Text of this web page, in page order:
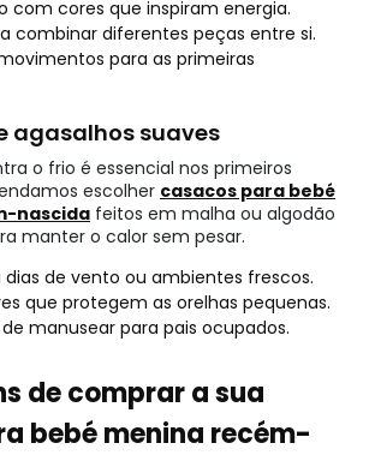
com cores que inspiram energia.
combinar diferentes peças entre si.
para as primeiras
agasalhos suaves
o frio é essencial nos primeiros
escolher casacos para bebé
nascida feitos em malha ou algodão
manter o calor sem pesar.
dias de vento ou ambientes frescos.
que protegem as orelhas pequenas.
manusear para pais ocupados.
de comprar a sua
bebé menina recém-